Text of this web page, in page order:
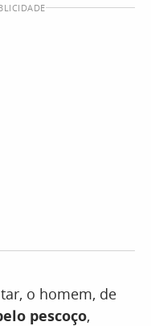
o homem, de
pescoço,